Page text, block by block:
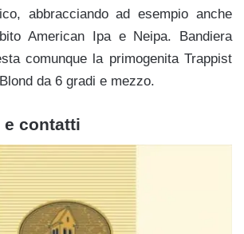
abbracciando ad esempio anche
American Ipa e Neipa. Bandiera
comunque la primogenita Trappist
da 6 gradi e mezzo.
e contatti